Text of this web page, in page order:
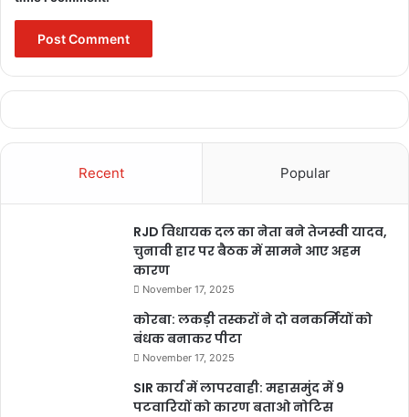
Recent Popular
RJD विधायक दल का नेता बने तेजस्वी यादव,
चुनावी हार पर बैठक में सामने आए अहम
कारण
November 17, 2025
कोरबा: लकड़ी तस्करों ने दो वनकर्मियों को
बंधक बनाकर पीटा
November 17, 2025
SIR कार्य में लापरवाही: महासमुंद में 9
पटवारियों को कारण बताओ नोटिस